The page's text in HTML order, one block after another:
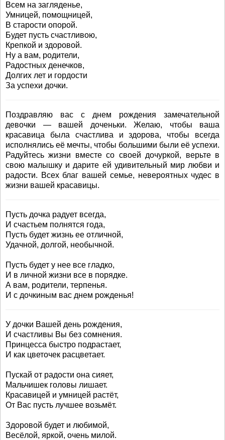
Всем на загляденье,
Умницей, помощницей,
В старости опорой.
Будет пусть счастливою,
Крепкой и здоровой.
Ну а вам, родители,
Радостных денечков,
Долгих лет и гордости
За успехи дочки.
Поздравляю вас с днем рождения замечательной
девочки — вашей доченьки. Желаю, чтобы ваша
красавица была счастлива и здорова, чтобы всегда
исполнялись её мечты, чтобы большими были её успехи.
Радуйтесь жизни вместе со своей дочуркой, верьте в
свою малышку и дарите ей удивительный мир любви и
радости. Всех благ вашей семье, невероятных чудес в
жизни вашей красавицы.
Пусть дочка радует всегда,
И счастьем полнятся года,
Пусть будет жизнь ее отличной,
Удачной, долгой, необычной.
Пусть будет у нее все гладко,
И в личной жизни все в порядке.
А вам, родители, терпенья.
И с дочкиным вас днем рожденья!
У дочки Вашей день рождения,
И счастливы Вы без сомнения.
Принцесса быстро подрастает,
И как цветочек расцветает.
Пускай от радости она сияет,
Мальчишек головы лишает.
Красавицей и умницей растёт,
От Вас пусть лучшее возьмёт.
Здоровой будет и любимой,
Весёлой, яркой, очень милой.